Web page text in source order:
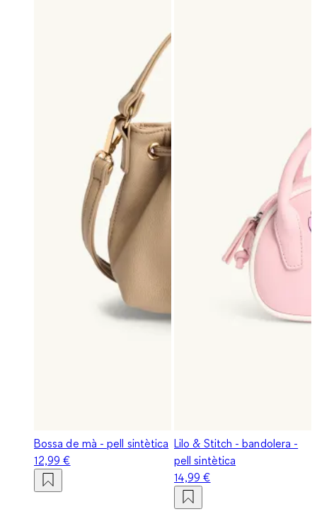
Bossa de mà - pell sintètica
12,99 €
Lilo & Stitch - bandolera -
pell sintètica
14,99 €